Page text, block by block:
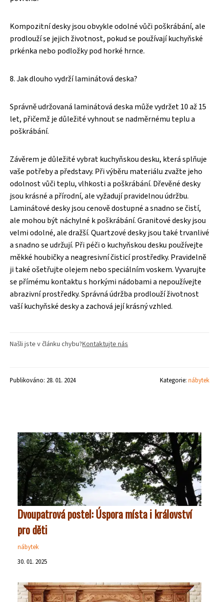
Kompozitní desky jsou obvykle odolné vůči poškrábání, ale
prodlouží se jejich životnost, pokud se používají kuchyňské
prkénka nebo podložky pod horké hrnce.
8. Jak dlouho vydrží laminátová deska?
Správně udržovaná laminátová deska může vydržet 10 až 15
let, přičemž je důležité vyhnout se nadměrnému teplu a
poškrábání.
Závěrem je důležité vybrat kuchyňskou desku, která splňuje
vaše potřeby a představy. Při výběru materiálu zvažte jeho
odolnost vůči teplu, vlhkosti a poškrábání. Dřevěné desky
jsou krásné a přírodní, ale vyžadují pravidelnou údržbu.
Laminátové desky jsou cenově dostupné a snadno se čistí,
ale mohou být náchylné k poškrábání. Granitové desky jsou
velmi odolné, ale dražší. Quartzové desky jsou také trvanlivé
a snadno se udržují. Při péči o kuchyňskou desku používejte
měkké houbičky a neagresivní čisticí prostředky. Pravidelně
ji také ošetřujte olejem nebo speciálním voskem. Vyvarujte
se přímému kontaktu s horkými nádobami a nepoužívejte
abrazivní prostředky. Správná údržba prodlouží životnost
vaší kuchyňské desky a zachová její krásný vzhled.
Našli jste v článku chybu?Kontaktujte nás
Publikováno: 28. 01. 2024 Kategorie: nábytek
Dvoupatrová postel: Úspora místa i království
pro děti
nábytek
30. 01. 2025